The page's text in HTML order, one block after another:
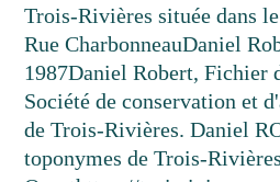
Trois-Rivières située dans
Rue CharbonneauDaniel
1987Daniel Robert, Fichier
Société de conservation et
de Trois-Rivières. Daniel
toponymes de Trois-